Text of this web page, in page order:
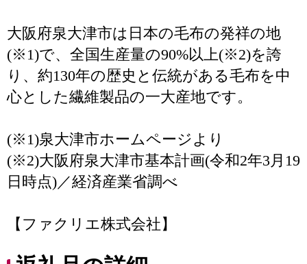
大阪府泉大津市は日本の毛布の発祥の地
(※1)で、全国生産量の90%以上(※2)を誇
り、約130年の歴史と伝統がある毛布を中
心とした繊維製品の一大産地です。
(※1)泉大津市ホームページより
(※2)大阪府泉大津市基本計画(令和2年3月19
日時点)／経済産業省調べ
【ファクリエ株式会社】